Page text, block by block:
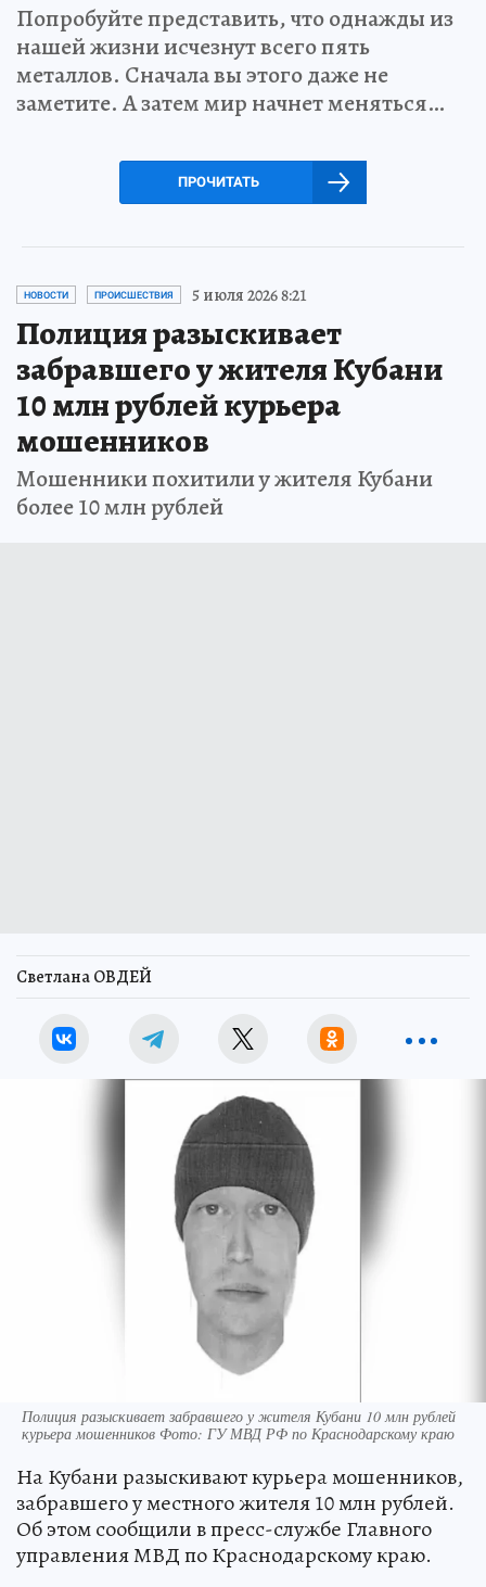
Попробуйте представить, что однажды из
нашей жизни исчезнут всего пять
металлов. Сначала вы этого даже не
заметите. А затем мир начнет меняться…
ПРОЧИТАТЬ
НОВОСТИ ПРОИСШЕСТВИЯ 5 июля 2026 8:21
Полиция разыскивает
забравшего у жителя Кубани
10 млн рублей курьера
мошенников
Мошенники похитили у жителя Кубани
более 10 млн рублей
Светлана ОВДЕЙ
Полиция разыскивает забравшего у жителя Кубани 10 млн рублей
курьера мошенников Фото: ГУ МВД РФ по Краснодарскому краю
На Кубани разыскивают курьера мошенников,
забравшего у местного жителя 10 млн рублей.
Об этом сообщили в пресс-службе Главного
управления МВД по Краснодарскому краю.